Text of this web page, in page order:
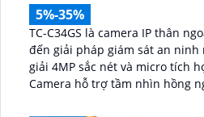
5%-35%
TC-C34GS là camera IP thân
đến giải pháp giám sát an ninh
giải 4MP sắc nét và micro tích
Camera hỗ trợ tầm nhìn hồng